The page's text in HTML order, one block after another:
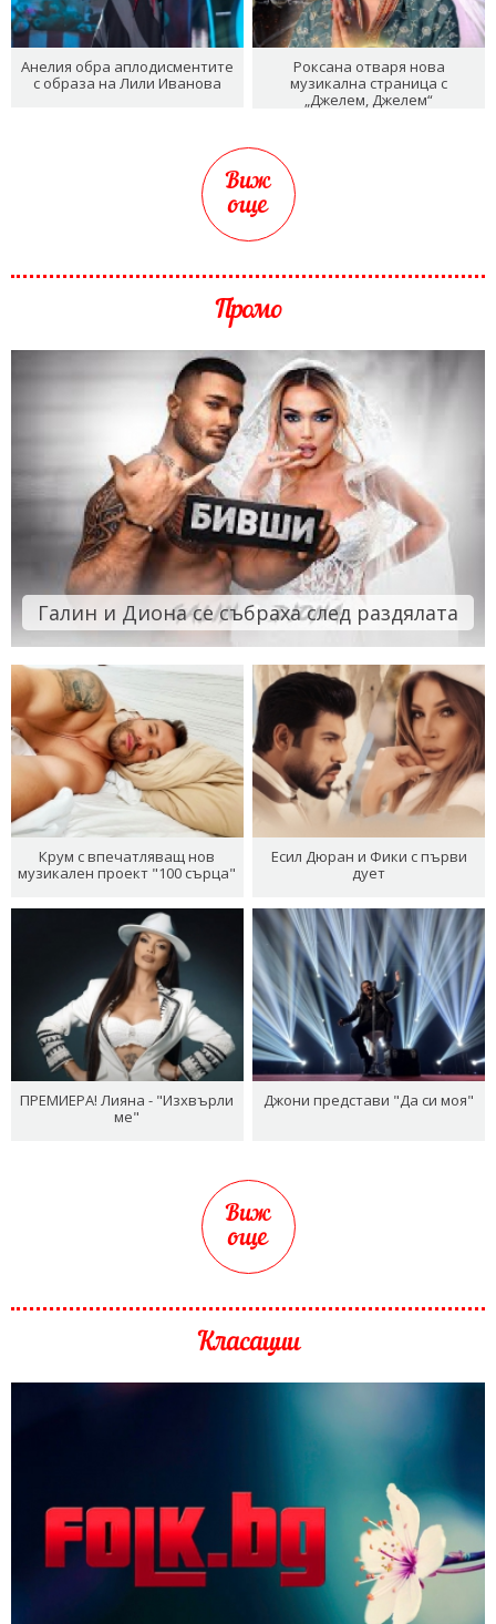
Анелия обра аплодисментите
с образа на Лили Иванова
Роксана отваря нова
музикална страница с
„Джелем, Джелем“
Виж
още
Промо
Галин и Диона се събраха след раздялата
Крум с впечатляващ нов
музикален проект "100 сърца"
Есил Дюран и Фики с първи
дует
ПРЕМИЕРА! Лияна - "Изхвърли
ме"
Джони представи "Да си моя"
Виж
още
Класации